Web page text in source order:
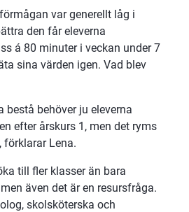
var generellt låg i
den får eleverna
á 80 minuter i veckan under 7
sina värden igen. Vad blev
bestå behöver ju eleverna
efter årskurs 1, men det ryms
förklarar Lena.
till fler klasser än bara
även det är en resursfråga.
skolsköterska och